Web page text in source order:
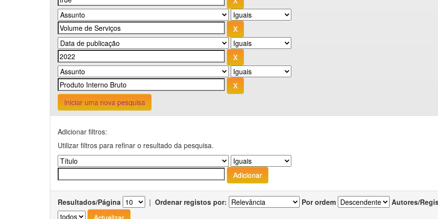
Iniciar uma nova pesquisa
Adicionar filtros:
Utilizar filtros para refinar o resultado da pesquisa.
Resultados/Página | Ordenar registos por: Por ordem Autores/